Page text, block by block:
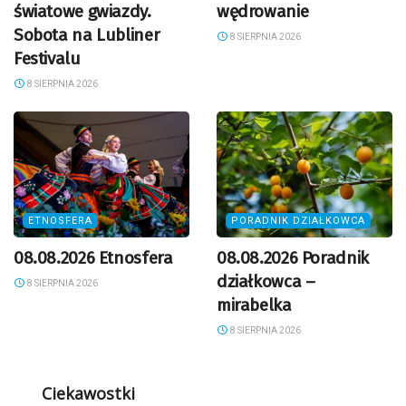
światowe gwiazdy.
Sobota na Lubliner
Festivalu
8 SIERPNIA 2026
wędrowanie
8 SIERPNIA 2026
ETNOSFERA
08.08.2026 Etnosfera
8 SIERPNIA 2026
PORADNIK DZIAŁKOWCA
08.08.2026 Poradnik
działkowca –
mirabelka
8 SIERPNIA 2026
Ciekawostki